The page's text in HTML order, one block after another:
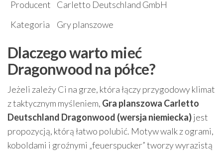
Producent
Carletto Deutschland GmbH
Kategoria
Gry planszowe
Dlaczego warto mieć
Dragonwood na półce?
Jeżeli zależy Ci na grze, która łączy przygodowy klimat
z taktycznym myśleniem, Gra planszowa Carletto
Deutschland Dragonwood (wersja niemiecka)jest
propozycją, którą łatwo polubić. Motyw walk z ogrami,
koboldami i groźnymi „feuerspucker” tworzy wyrazistą